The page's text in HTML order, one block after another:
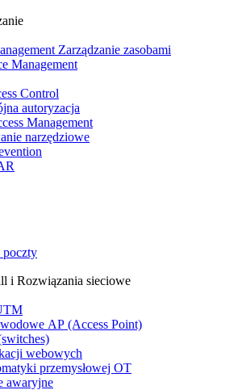
Zarządzanie zasobami
Management
Control
autoryzacja
Management
narzędziowe
i Rozwiązania sieciowe
AP (Access Point)
webowych
przemysłowej OT
awaryjne